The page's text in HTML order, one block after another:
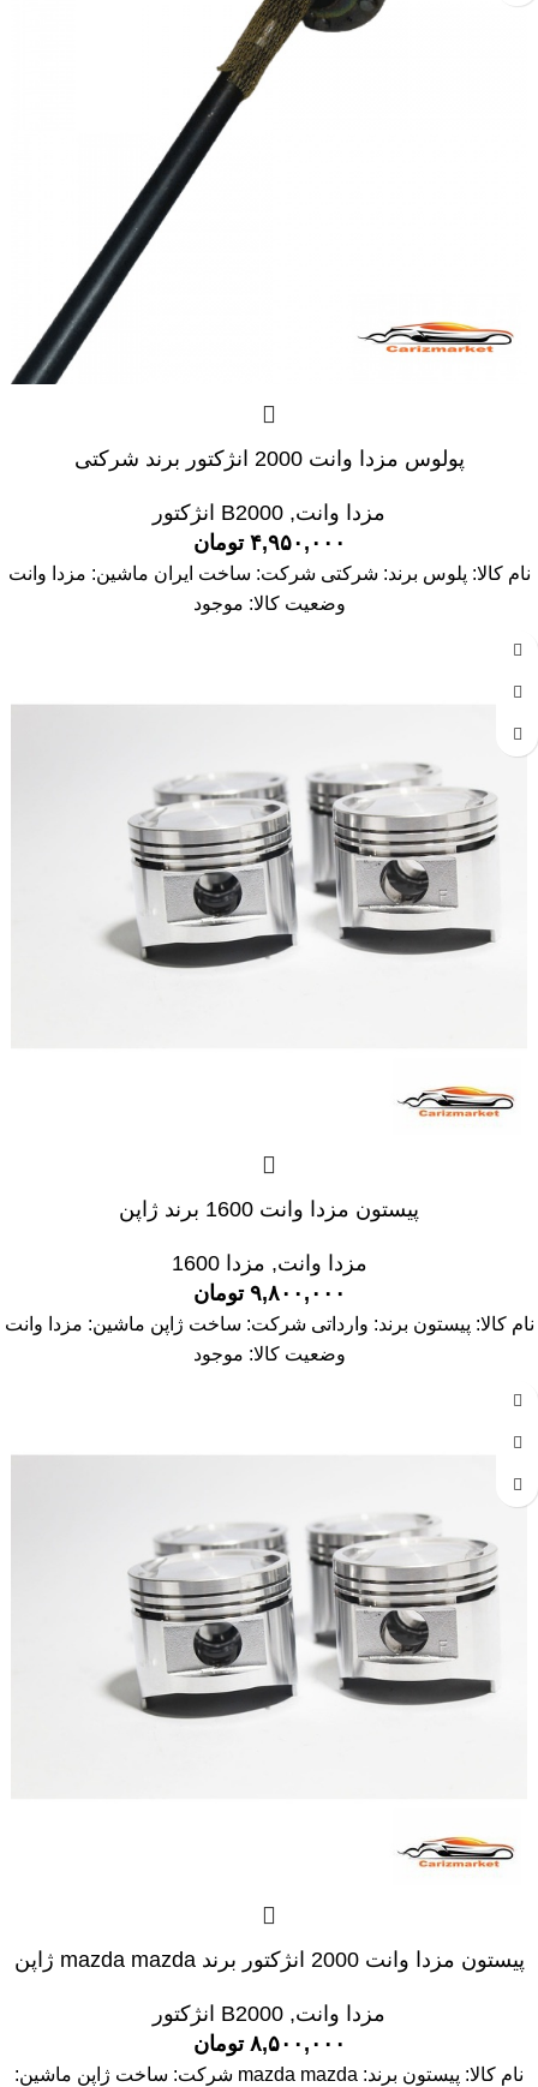
پولوس مزدا وانت 2000 انژکتور برند شرکتی
مزدا وانت, B2000 انژکتور
۴,۹۵۰,۰۰۰ تومان
نام کالا: پلوس برند: شرکتی شرکت: ساخت ایران ماشین: مزدا وانت
وضعیت کالا: موجود
پیستون مزدا وانت 1600 برند ژاپن
مزدا وانت, مزدا 1600
۹,۸۰۰,۰۰۰ تومان
نام کالا: پیستون برند: وارداتی شرکت: ساخت ژاپن ماشین: مزدا وانت
وضعیت کالا: موجود
پیستون مزدا وانت 2000 انژکتور برند mazda mazda ژاپن
مزدا وانت, B2000 انژکتور
۸,۵۰۰,۰۰۰ تومان
نام کالا: پیستون برند: mazda mazda شرکت: ساخت ژاپن ماشین: